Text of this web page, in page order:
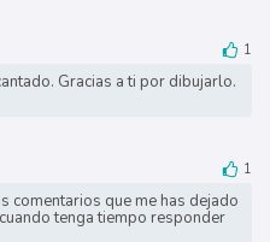
1
Gracias a ti por dibujarlo.
1
comentarios que me has dejado
tenga tiempo responder